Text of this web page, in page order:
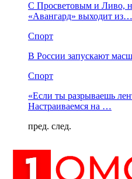
С Просветовым и Ливо,
«Авангард» выходит из…
Спорт
В России запускают
Спорт
«Если ты разрываешь
Настраиваемся на …
пред. след.